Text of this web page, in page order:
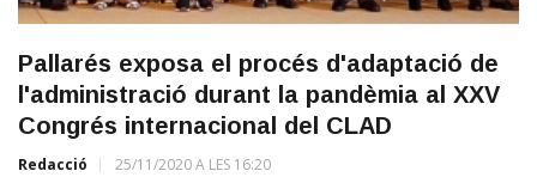
Pallarés exposa el procés d'adaptació de
l'administració durant la pandèmia al XXV
Congrés internacional del CLAD
Redacció 25/11/2020 A LES 16:20